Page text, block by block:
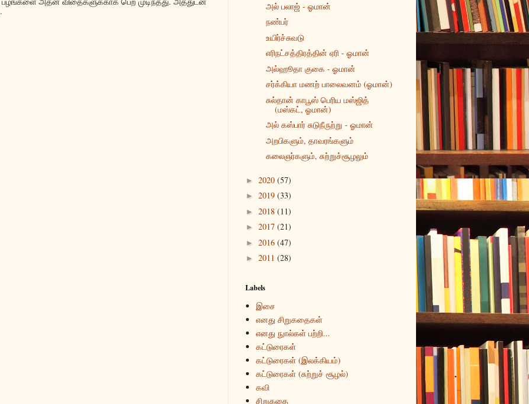
அல் பலாஜ் - ஓமான்
நண்பர்
உயிர்ச்சுவடு
எரிநட்சத்திரத்தின் ஏரி - ஓமான்
அல்ஹூதா குகை - ஓமான்
சர்க்கியா மணற் பாலைவனம் (ஓமான்)
சுல்தான் காபூஸ் பெரிய மஸ்ஜித்
(மஸ்கட், ஓமான்)
அல் கஸ்பார் சுடுநீருற்று - ஓமான்
அறபிகளும், தாவரங்களும்
கலைஞர்களும், சுற்றுச்சூழலும்
► 2020 (57)
► 2019 (33)
► 2018 (11)
► 2017 (21)
► 2016 (47)
► 2011 (28)
Labels
இசை
எனது சிறுகதைகள்
எனது நுால்கள் பற்றி...
கட்டுரைகள்
கட்டுரைகள் (இலக்கியம்)
கட்டுரைகள் (சுற்றுச் சூழல்)
கவி
சிறுகதை